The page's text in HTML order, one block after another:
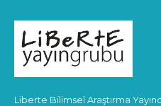
Liberte Bilimsel Araştırma